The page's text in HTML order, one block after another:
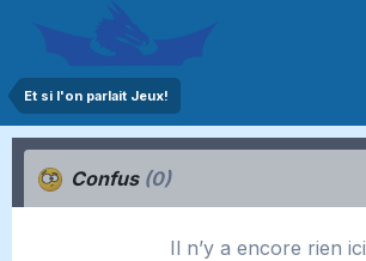
Et si l'on parlait Jeux!
Confus (0)
Il n’y a encore rien ici